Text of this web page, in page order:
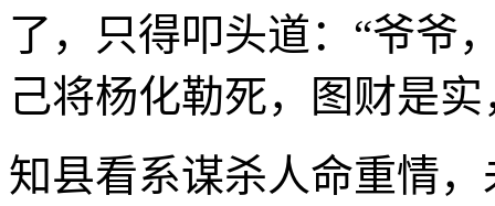
了，只得叩头道：“爷爷
己将杨化勒死，图财是
知县看系谋杀人命重情